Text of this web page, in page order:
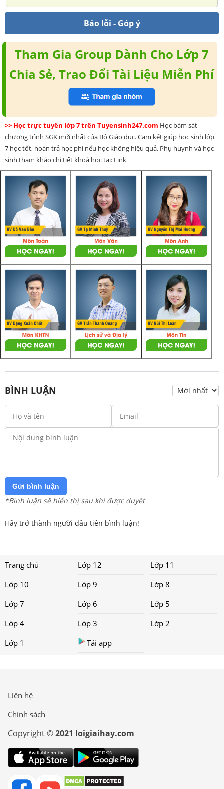
Báo lỗi - Góp ý
Tham Gia Group Dành Cho Lớp 7
Chia Sẻ, Trao Đổi Tài Liệu Miễn Phí
>> Học trực tuyến lớp 7 trên Tuyensinh247.com Học bám sát
chương trình SGK mới nhất của Bộ Giáo dục. Cam kết giúp học sinh lớp
7 học tốt, hoàn trả học phí nếu học không hiệu quả. Phụ huynh và học
sinh tham khảo chi tiết khoá học tại: Link
BÌNH LUẬN
Gửi bình luận
*Bình luận sẽ hiển thị sau khi được duyệt
Hãy trở thành người đầu tiên bình luận!
Trang chủ Lớp 12
Lớp 11
Lớp 10
Lớp 9
Lớp 8
Lớp 7
Lớp 6
Lớp 5
Lớp 4
Lớp 3
Lớp 2
Lớp 1
Tải app
Liên hệ
Chính sách
Copyright ©2021 loigiaihay.com